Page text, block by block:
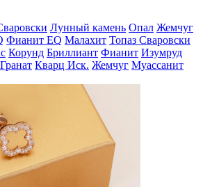
Лунный камень Опал Жемчуг
Фианит EQ Малахит Топаз Сваровски
Корунд Бриллиант Фианит Изумруд
Гранат Кварц Иск. Жемчуг Муассанит